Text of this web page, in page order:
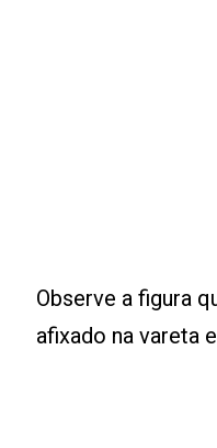
Observe a figura
afixado na vareta